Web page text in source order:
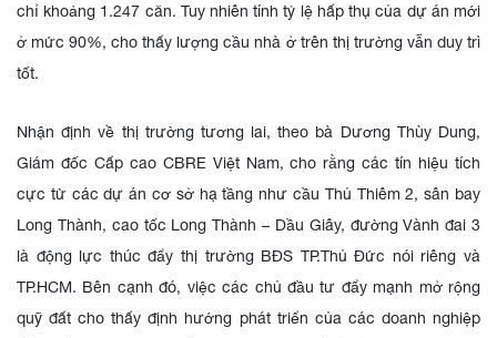
chỉ khoảng 1.247 căn. Tuy nhiên tính tỷ lệ hấp thụ của dự án mới
ở mức 90%, cho thấy lượng cầu nhà ở trên thị trường vẫn duy trì
tốt.
Nhận định về thị trường tương lai, theo bà Dương Thùy Dung,
Giám đốc Cấp cao CBRE Việt Nam, cho rằng các tín hiệu tích
cực từ các dự án cơ sở hạ tầng như cầu Thủ Thiêm 2, sân bay
Long Thành, cao tốc Long Thành – Dầu Giây, đường Vành đai 3
là động lực thúc đẩy thị trường BĐS TP.Thủ Đức nói riêng và
TP.HCM. Bên cạnh đó, việc các chủ đầu tư đẩy mạnh mở rộng
quỹ đất cho thấy định hướng phát triển của các doanh nghiệp